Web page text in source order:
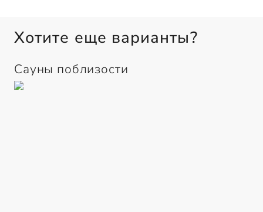
Хотите еще варианты?
Сауны поблизости